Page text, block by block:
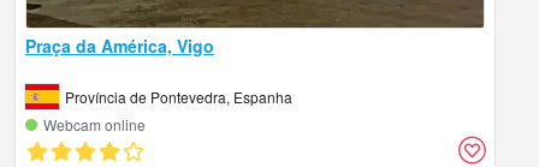
Praça da América, Vigo
Província de Pontevedra, Espanha
Webcam online